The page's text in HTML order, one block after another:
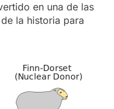
en una de las
la his­to­ria para